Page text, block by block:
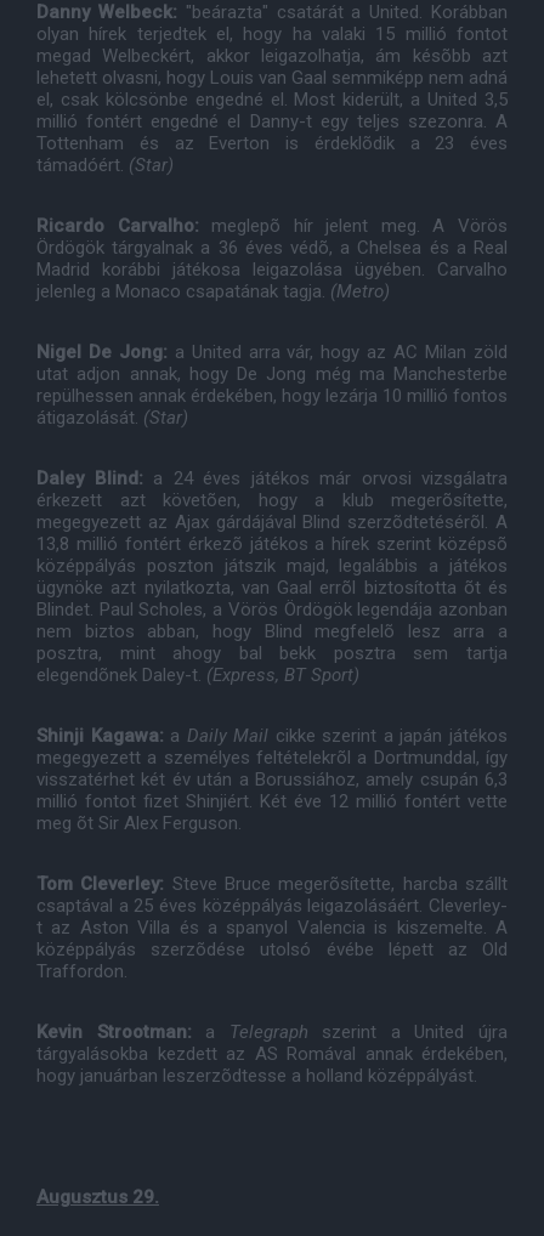
Danny Welbeck: "beárazta" csatárát a United. Korábban
olyan hírek terjedtek el, hogy ha valaki 15 millió fontot
megad Welbeckért, akkor leigazolhatja, ám késõbb azt
lehetett olvasni, hogy Louis van Gaal semmiképp nem adná
el, csak kölcsönbe engedné el. Most kiderült, a United 3,5
millió fontért engedné el Danny-t egy teljes szezonra. A
Tottenham és az Everton is érdeklõdik a 23 éves
támadóért. (Star)
Ricardo Carvalho: meglepõ hír jelent meg. A Vörös
Ördögök tárgyalnak a 36 éves védõ, a Chelsea és a Real
Madrid korábbi játékosa leigazolása ügyében. Carvalho
jelenleg a Monaco csapatának tagja. (Metro)
Nigel De Jong: a United arra vár, hogy az AC Milan zöld
utat adjon annak, hogy De Jong még ma Manchesterbe
repülhessen annak érdekében, hogy lezárja 10 millió fontos
átigazolását. (Star)
Daley Blind: a 24 éves játékos már orvosi vizsgálatra
érkezett azt követõen, hogy a klub megerõsítette,
megegyezett az Ajax gárdájával Blind szerzõdtetésérõl. A
13,8 millió fontért érkezõ játékos a hírek szerint középsõ
középpályás poszton játszik majd, legalábbis a játékos
ügynöke azt nyilatkozta, van Gaal errõl biztosította õt és
Blindet. Paul Scholes, a Vörös Ördögök legendája azonban
nem biztos abban, hogy Blind megfelelõ lesz arra a
posztra, mint ahogy bal bekk posztra sem tartja
elegendõnek Daley-t. (Express, BT Sport)
Shinji Kagawa: a Daily Mail cikke szerint a japán játékos
megegyezett a személyes feltételekrõl a Dortmunddal, így
visszatérhet két év után a Borussiához, amely csupán 6,3
millió fontot fizet Shinjiért. Két éve 12 millió fontért vette
meg õt Sir Alex Ferguson.
Tom Cleverley: Steve Bruce megerõsítette, harcba szállt
csaptával a 25 éves középpályás leigazolásáért. Cleverley-
t az Aston Villa és a spanyol Valencia is kiszemelte. A
középpályás szerzõdése utolsó évébe lépett az Old
Traffordon.
Kevin Strootman: a Telegraph szerint a United újra
tárgyalásokba kezdett az AS Romával annak érdekében,
hogy januárban leszerzõdtesse a holland középpályást.
Augusztus 29.